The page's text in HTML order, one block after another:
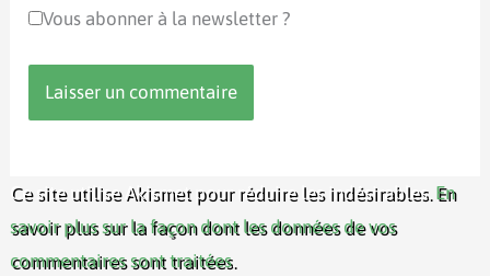
Vous abonner à la newsletter ?
Ce site utilise Akismet pour réduire les indésirables. En
savoir plus sur la façon dont les données de vos
commentaires sont traitées.